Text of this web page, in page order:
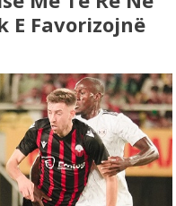
E Favorizojnë